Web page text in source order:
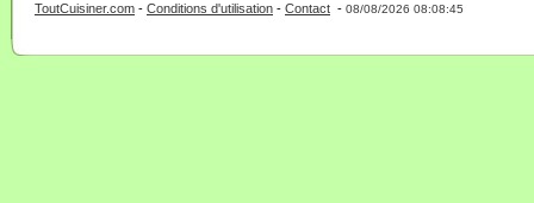
ToutCuisiner.com - Conditions d'utilisation - Contact - 08/08/2026 08:08:45